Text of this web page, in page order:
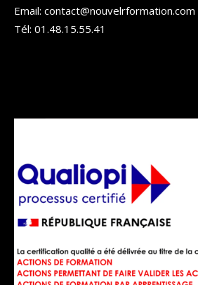
Email: contact@nouvelrformation.com
Tél: 01.48.15.55.41